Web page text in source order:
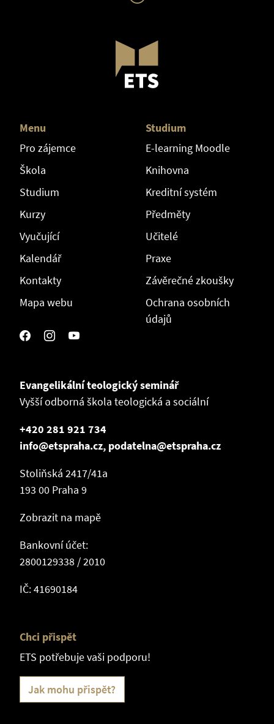
Menu
Pro zájemce
Škola
Studium
Kurzy
Vyučující
Kalendář
Kontakty
Mapa webu
Studium
E-learning Moodle
Knihovna
Kreditní systém
Předměty
Učitelé
Praxe
Závěrečné zkoušky
Ochrana osobních
údajů
Evangelikální teologický seminář
Vyšší odborná škola teologická a sociální
+420 281 921 734
info@etspraha.cz, podatelna@etspraha.cz
Stoliňská 2417/41a
193 00 Praha 9
Zobrazit na mapě
Bankovní účet:
2800129338 / 2010
IČ: 41690184
Chci přispět
ETS potřebuje vaši podporu!
Jak mohu přispět?